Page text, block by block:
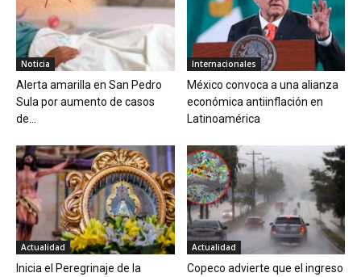
Noticia
Alerta amarilla en San Pedro
Sula por aumento de casos
de...
Internacionales
México convoca a una alianza
económica antiinflación en
Latinoamérica
Actualidad
Inicia el Peregrinaje de la
Actualidad
Copeco advierte que el ingreso